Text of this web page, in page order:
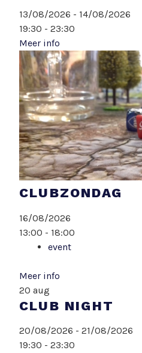
13/08/2026 - 14/08/2026
19:30 - 23:30
Meer info
CLUBZONDAG
16/08/2026
13:00 - 18:00
event
Meer info
20 aug
CLUB NIGHT
20/08/2026 - 21/08/2026
19:30 - 23:30